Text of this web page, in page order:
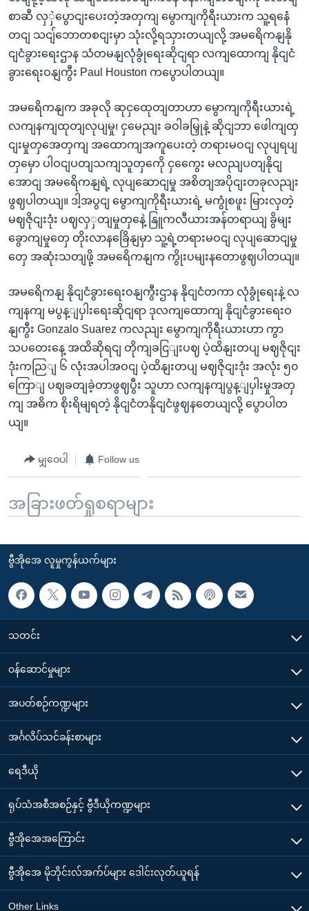
စာဆီ လှှဲပွောငျးပေးတဲ့အတှကျ မွောကျကိုရီးယားက သူ့ရနေံ
တငျ သငျ်ဘောတစငျးမှာ သုံးလို့ရသှားတယျလို့ အမရေိကနျနို
ငျငံခွားရေးဌာန သံတမနျလုံခွုံရေးဆိုငျရာ လကျထောကျ နိုငျငံ
ခွားရေးဝနျကွီး Paul Houston ကပွောပါတယျ။
အမရေိကနျက အခုလို ဆုငှထေုတျတာဟာ မွောကျကိုရီးယားရဲ့
လကျနကျထုတျလုပျမှု၊ ငှမေညျး ခဝါခမြှုနဲ့ ဆိုငျဘာ ဖေါကျထှ
ငျးမှုတှအေတှကျ အထောကျအကူပေးတဲ့ တရားမဝငျ လုပျရပျ
တှမှော ပါဝငျပတျသကျသူတှကေို ငှကွေေး မလညျပတျနိုငျ
အောငျ အမရေိကနျရဲ့ လုပျဆောငျမှု အစိတျအပိုငျးတခုလညျး
ဖွဈပါတယျ။ ဒါ့အပွငျ မွောကျကိုရီးယားရဲ့ မကွုံစဖူး မြားလှတဲ့
မဈဇိုငျးဒုံး ပဈလှှတျမှုတှနေဲ့ နြူကလီယားအန်တရာယျ ခွိမျး
ခွောကျမှုတှေ တိုးလာနခြေိနျမှာ သူ့ရဲ့တရားမဝငျ လုပျဆောငျမှု
တှေ အဆုံးသတျဖို့ အမရေိကနျက ကွိုးပမျးနတောဖွဈပါတယျ။
အမရေိကနျ နိုငျငံခွားရေးဝနျကွီးဌာန နိုငျငံတကာ လုံခွုံရေးနဲ့ လ
ကျနကျ မပွန့ျပှါးရေးဆိုငျရာ ဒုလကျထောကျ နိုငျငံခွားရေးဝ
နျကွီး Gonzalo Suarez ကလညျး မွောကျကိုရီးယားဟာ ကွာ
သပတေးနေ့ အထိဆိုရငျ တိုကျခငြျးပဈ ပဲ့ထိနျးတပျ မဈဇိုငျး
ဒုံးကညြျ ၆ လုံးအပါအဝငျ ပဲ့ထိနျးတပျ မဈဇိုငျးဒုံး အလုံး ၅၀
ကြောျ ပဈခတျခဲ့တာဖွဈပွီး သူဟာ လကျနကျပွန့ျပှါးမှုအတှ
ကျ အဓိက စိုးရိမျရတဲ့ နိုငျငံတနိုငျငံဖွဈနတေယျလို့ ပွောပါတ
ယျ။
မျှဝေပါ Follow us
အခြားဖတ်ရှုစရာများ
ဗွီအိုအေ လူမှုကွန်ယက်များ
သတင်း
၀န်ဆောင်မှုများ
အပတ်စဉ်ကဏ္ဍများ
အင်္ဂလိပ်သင်ခန်းစာများ
ရေဒီယို
ရုပ်သံအစီအစဉ်နှင့် ဗွီဒီယိုကဏ္ဍများ
ဗွီအိုအေအကြောင်း
ဗွီအိုအေ မိုဘိုင်းလ်အက်ပ်များ ဒေါင်းလုတ်ယူရန်
Other Links